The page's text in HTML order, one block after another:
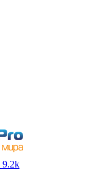
9.2k